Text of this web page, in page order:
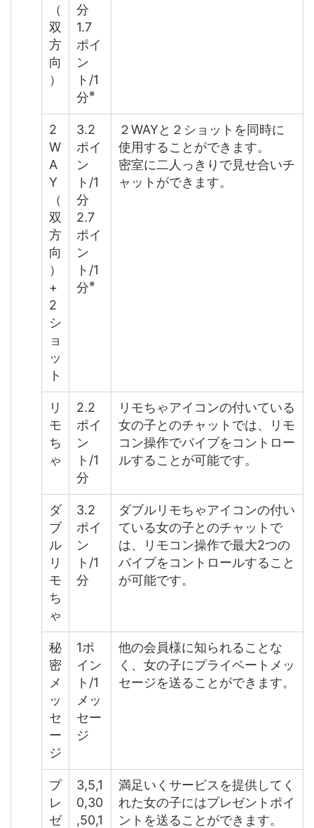
（
双
方
向
）
分
1.7
ポイ
ン
ト/1
分※
2
W
A
Y
（
双
方
向
）
+
2
シ
ョ
ッ
ト
3.2
ポイ
ン
ト/1
分
2.7
ポイ
ン
ト/1
分※
２WAYと２ショットを同時に
使用することができます。
密室に二人っきりで見せ合いチ
ャットができます。
リ
モ
ち
ゃ
2.2
ポイ
ン
ト/1
分
リモちゃアイコンの付いている
女の子とのチャットでは、リモ
コン操作でバイブをコントロー
ルすることが可能です。
ダ
ブ
ル
リ
モ
ち
ゃ
3.2
ポイ
ン
ト/1
分
ダブルリモちゃアイコンの付い
ている女の子とのチャットで
は、リモコン操作で最大2つの
バイブをコントロールすること
が可能です。
秘
密
メ
ッ
セ
ー
ジ
1ポ
イン
ト/1
メッ
セー
ジ
他の会員様に知られることな
く、女の子にプライベートメッ
セージを送ることができます。
プ
レ
ゼ
3,5,1
0,30
,50,1
満足いくサービスを提供してく
れた女の子にはプレゼントポイ
ントを送ることができます。